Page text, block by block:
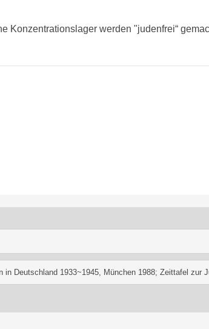
Konzentrationslager werden "judenfrei“
in Deutschland 1933~1945, München 1988; Zeittafel zur